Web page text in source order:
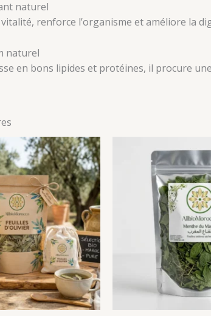
naturel
renforce l’organisme et améliore la
naturel
en bons lipides et protéines, il procure